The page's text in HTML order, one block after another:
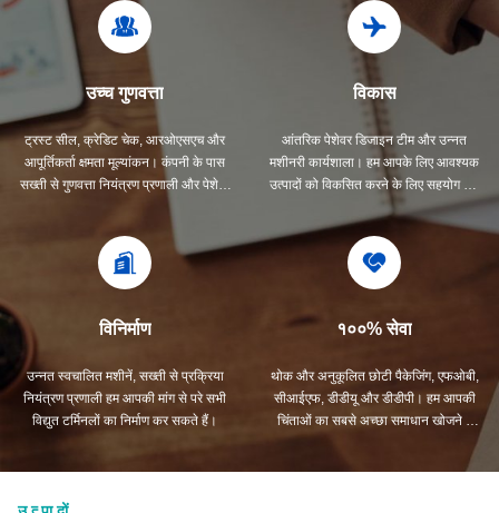
उच्च गुणवत्ता
ट्रस्ट सील, क्रेडिट चेक, आरओएसएच और
आपूर्तिकर्ता क्षमता मूल्यांकन। कंपनी के पास
सख्ती से गुणवत्ता नियंत्रण प्रणाली और पेशेवर
विकास
आंतरिक पेशेवर डिजाइन टीम और उन्नत
मशीनरी कार्यशाला। हम आपके लिए आवश्यक
उत्पादों को विकसित करने के लिए सहयोग कर
सकते हैं।
विनिर्माण
उन्नत स्वचालित मशीनें, सख्ती से प्रक्रिया
नियंत्रण प्रणाली हम आपकी मांग से परे सभी
विद्युत टर्मिनलों का निर्माण कर सकते हैं।
१००% सेवा
थोक और अनुकूलित छोटी पैकेजिंग, एफओबी,
सीआईएफ, डीडीयू और डीडीपी। हम आपकी
चिंताओं का सबसे अच्छा समाधान खोजने में